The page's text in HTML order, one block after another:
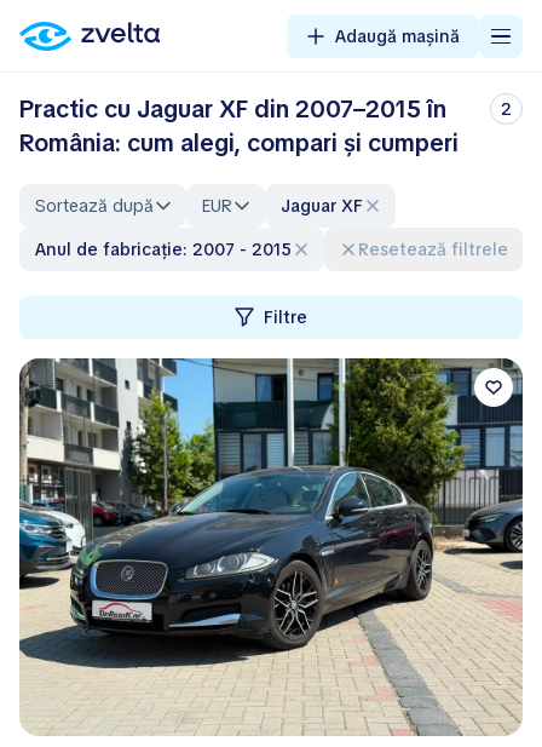
Adaugă mașină
Practic cu Jaguar XF din 2007–2015 în
România: cum alegi, compari și cumperi
2
Sortează după EUR
Jaguar XF
Anul de fabricație: 2007 - 2015
Resetează filtrele
Filtre